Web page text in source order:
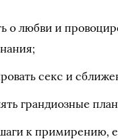
о любви и
секс и
грандиозные
к примирению,